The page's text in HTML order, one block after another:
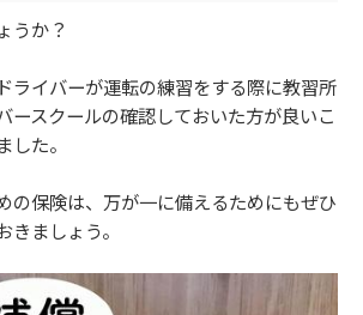
うか？
ライバーが運転の練習をする際に教習所
ースクールの確認しておいた方が良いこ
した。
の保険は、万が一に備えるためにもぜひ
ましょう。